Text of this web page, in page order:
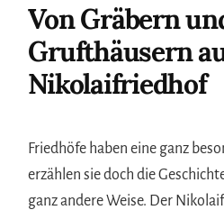
Von Gräbern
Grufthäusern
Nikolaifriedhof
Friedhöfe haben eine ganz
erzählen sie doch die
ganz andere Weise. Der